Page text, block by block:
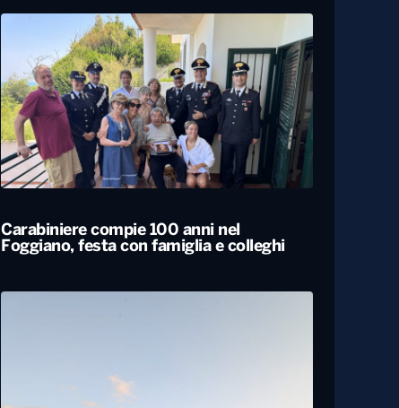
Carabiniere compie 100 anni nel
Foggiano, festa con famiglia e colleghi